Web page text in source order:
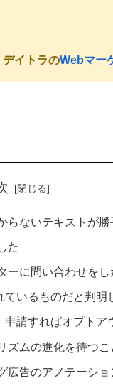
イトラのWebマー
らないテキストが勝
た
ーに問い合わせをし
いるものだと判明
申請すればオプト
ズムの進化を待つこ
広告のアノテーショ